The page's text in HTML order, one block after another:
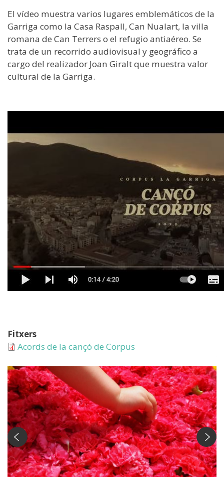
El vídeo muestra varios lugares emblemáticos de la
Garriga como la Casa Raspall, Can Nualart, la villa
romana de Can Terrers o el refugio antiaéreo. Se
trata de un recorrido audiovisual y geográfico a
cargo del realizador Joan Giralt que muestra valor
cultural de la Garriga.
Fitxers
Acords de la cançó de Corpus